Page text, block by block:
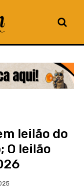
leilão do
O leilão